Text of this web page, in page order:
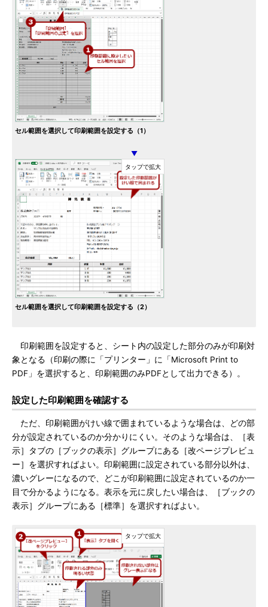
セル範囲を選択して印刷範囲を設定する（1）
▼
セル範囲を選択して印刷範囲を設定する（2）
印刷範囲を設定すると、シート内の設定した部分のみが印刷対
象となる（印刷の際に「プリンター」に「Microsoft Print to
PDF」を選択すると、印刷範囲のみPDFとして出力できる）。
設定した印刷範囲を確認する
ただ、印刷範囲がけい線で囲まれているような場合は、どの部
分が設定されているのか分かりにくい。そのような場合は、［表
示］タブの［ブックの表示］グループにある［改ページプレビュ
ー］を選択すればよい。印刷範囲に設定されている部分以外は、
濃いグレーになるので、どこが印刷範囲に設定されているのか一
目で分かるようになる。表示を元に戻したい場合は、［ブックの
表示］グループにある［標準］を選択すればよい。